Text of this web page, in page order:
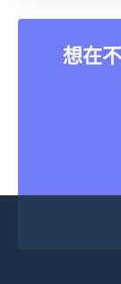
想在